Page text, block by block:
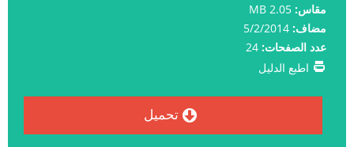
مقاس:
مضاف:
عدد الصفحات:
اطبع الدليل
تحميل